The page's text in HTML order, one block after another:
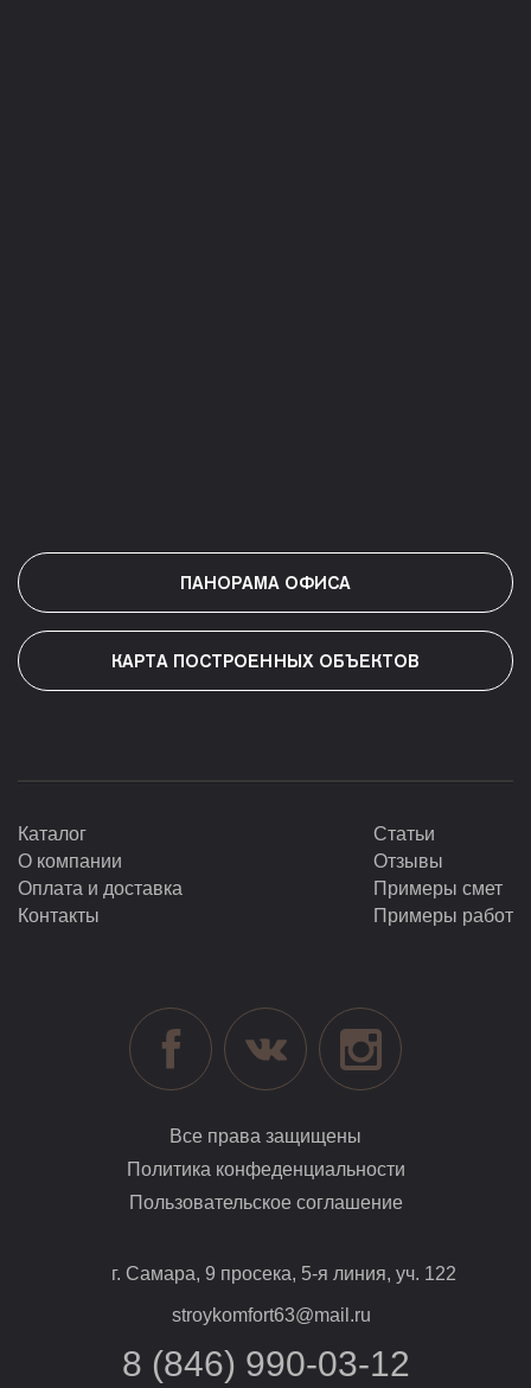
ПАНОРАМА ОФИСА
КАРТА ПОСТРОЕННЫХ ОБЪЕКТОВ
Каталог
О компании
Оплата и доставка
Контакты
Статьи
Отзывы
Примеры смет
Примеры работ
Все права защищены
Политика конфеденциальности
Пользовательское соглашение
г. Самара, 9 просека, 5-я линия, уч. 122
stroykomfort63@mail.ru
8 (846) 990-03-12